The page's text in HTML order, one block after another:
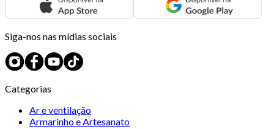
Siga-nos nas mídias sociais
Categorias
Ar e ventilação
Armarinho e Artesanato